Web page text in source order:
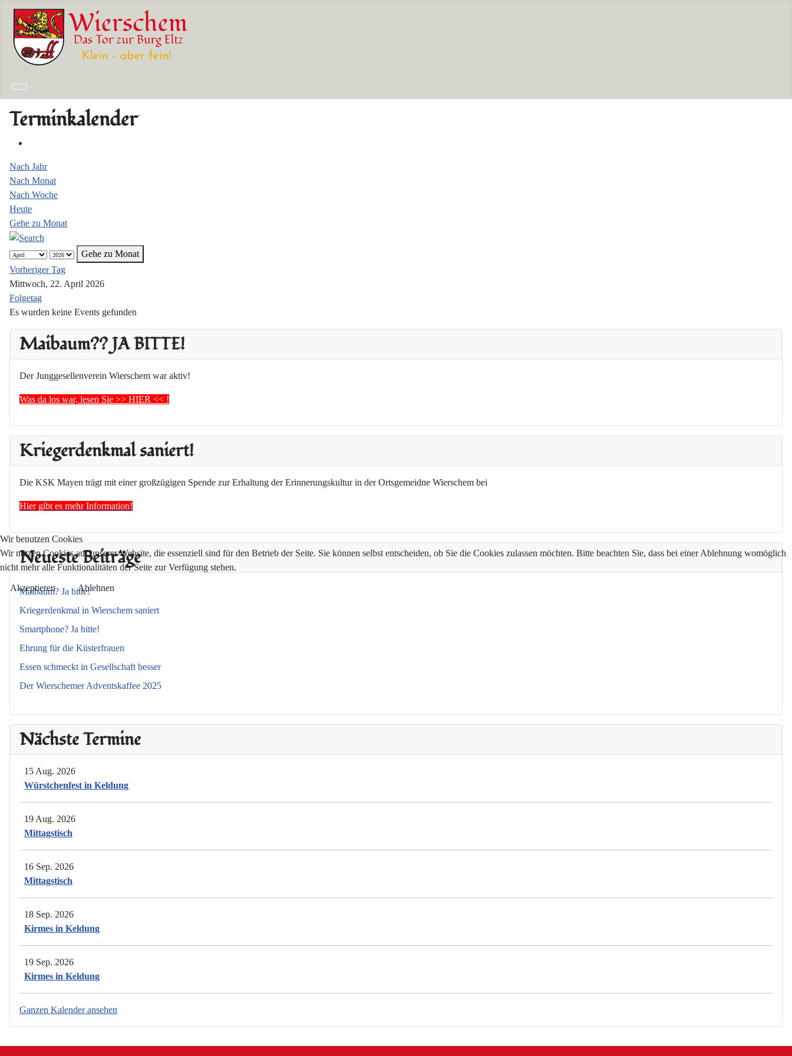
Maibaum?? JA BITTE!
Der Junggesellenverein Wierschem war aktiv!
Was da los war, lesen Sie >> HIER << !
Kriegerdenkmal saniert!
Die KSK Mayen trägt mit einer großzügigen Spende zur Erhaltung der Erinnerungskultur in der Ortsgemeidne Wierschem bei
Hier gibt es mehr Information!
Neueste Beiträge
Maibaum? Ja bitte!
Kriegerdenkmal in Wierschem saniert
Smartphone? Ja bitte!
Ehrung für die Küsterfrauen
Essen schmeckt in Gesellschaft besser
Der Wierschemer Adventskaffee 2025
Nächste Termine
15 Aug. 2026
Würstchenfest in Keldung
19 Aug. 2026
Mittagstisch
16 Sep. 2026
Mittagstisch
18 Sep. 2026
Kirmes in Keldung
19 Sep. 2026
Kirmes in Keldung
Ganzen Kalender ansehen
Terminkalender
Nach Jahr
Nach Monat
Nach Woche
Heute
Gehe zu Monat
Gehe zu Monat
Vorheriger Tag
Mittwoch, 22. April 2026
Folgetag
Es wurden keine Events gefunden
Wir benutzen Cookies
Wir nutzen Cookies auf unserer Website, die essenziell sind für den Betrieb der Seite. Sie können selbst entscheiden, ob Sie die Cookies zulassen möchten. Bitte beachten Sie, dass bei einer Ablehnung womöglich
nicht mehr alle Funktionalitäten der Seite zur Verfügung stehen.
Akzeptieren Ablehnen